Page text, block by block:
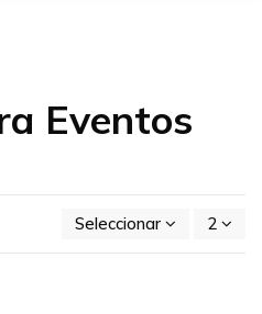
Eventos
Seleccionar 2